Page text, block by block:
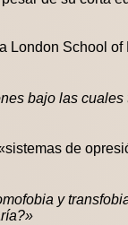
London School
bajo las
de
y